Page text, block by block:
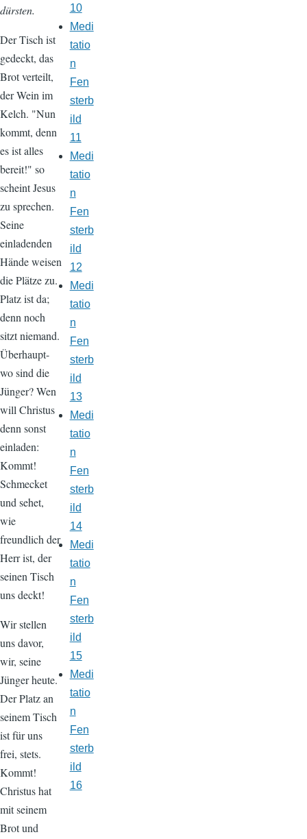
dürsten.
Der Tisch ist
gedeckt, das
Brot verteilt,
der Wein im
Kelch. "Nun
kommt, denn
es ist alles
bereit!" so
scheint Jesus
zu sprechen.
Seine
einladenden
Hände weisen
die Plätze zu.
Platz ist da;
denn noch
sitzt niemand.
Überhaupt-
wo sind die
Jünger? Wen
will Christus
denn sonst
einladen:
Kommt!
Schmecket
und sehet,
wie
freundlich der
Herr ist, der
seinen Tisch
uns deckt!
Wir stellen
uns davor,
wir, seine
Jünger heute.
Der Platz an
seinem Tisch
ist für uns
frei, stets.
Kommt!
Christus hat
mit seinem
Brot und
10
Medi
tatio
n
Fen
sterb
ild
11
Medi
tatio
n
Fen
sterb
ild
12
Medi
tatio
n
Fen
sterb
ild
13
Medi
tatio
n
Fen
sterb
ild
14
Medi
tatio
n
Fen
sterb
ild
15
Medi
tatio
n
Fen
sterb
ild
16